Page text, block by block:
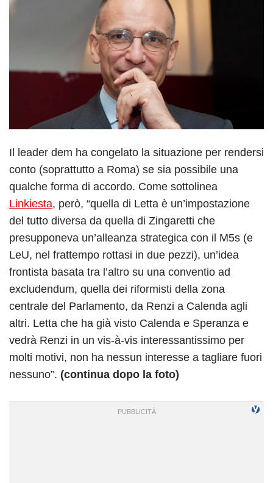
Il leader dem ha congelato la situazione per rendersi
conto (soprattutto a Roma) se sia possibile una
qualche forma di accordo. Come sottolinea
Linkiesta, però, “quella di Letta è un’impostazione
del tutto diversa da quella di Zingaretti che
presupponeva un’alleanza strategica con il M5s (e
LeU, nel frattempo rottasi in due pezzi), un’idea
frontista basata tra l’altro su una conventio ad
excludendum, quella dei riformisti della zona
centrale del Parlamento, da Renzi a Calenda agli
altri. Letta che ha già visto Calenda e Speranza e
vedrà Renzi in un vis-à-vis interessantissimo per
molti motivi, non ha nessun interesse a tagliare fuori
nessuno”. (continua dopo la foto)